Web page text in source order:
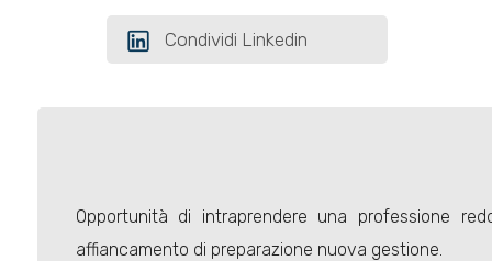
Condividi Linkedin
Opportunità di intraprendere una professione
affiancamento di preparazione nuova gestione.